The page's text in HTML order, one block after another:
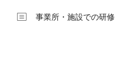
事業所・施設での研修